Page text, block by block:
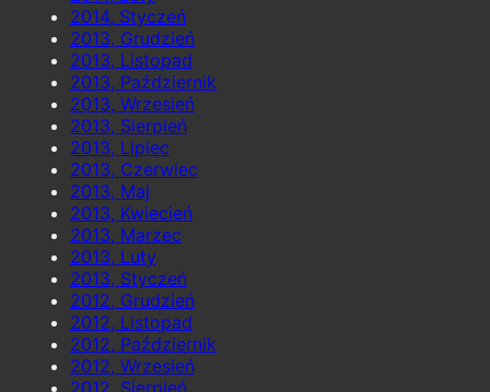
2014, Styczeń
2013, Grudzień
2013, Listopad
2013, Październik
2013, Wrzesień
2013, Sierpień
2013, Lipiec
2013, Czerwiec
2013, Maj
2013, Kwiecień
2013, Marzec
2013, Luty
2013, Styczeń
2012, Grudzień
2012, Listopad
2012, Październik
2012, Wrzesień
2012, Sierpień